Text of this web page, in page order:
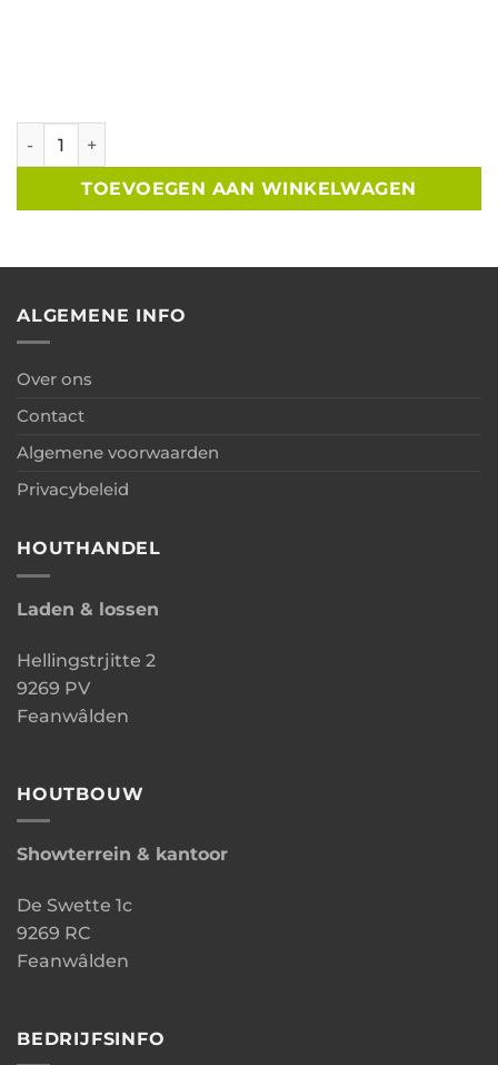
Berging lessenaar geimpregneerd vuren Zweeds rabat
TOEVOEGEN AAN WINKELWAGEN
ALGEMENE INFO
Over ons
Contact
Algemene voorwaarden
Privacybeleid
HOUTHANDEL
Laden & lossen
Hellingstrjitte 2
9269 PV
Feanwâlden
HOUTBOUW
Showterrein & kantoor
De Swette 1c
9269 RC
Feanwâlden
BEDRIJFSINFO